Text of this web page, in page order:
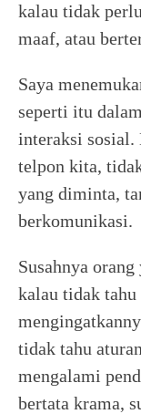
kalau tidak
maaf, atau
Saya
seperti itu
interaksi sosial.
telpon kita,
yang diminta,
berkomunikasi.
Susahnya
kalau tidak tahu
tidak tahu
mengalami
bertata krama,